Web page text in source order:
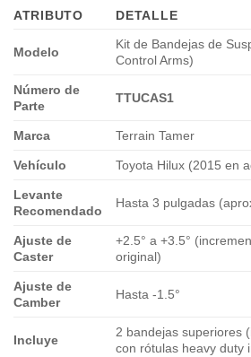
ATRIBUTO DETALLE
Modelo
Kit de Bandejas de
Control Arms)
Número de
Parte
TTUCAS1
Marca Terrain Tamer
Vehículo Toyota Hilux (2015 en
Levante
Recomendado
Hasta 3 pulgadas
Ajuste de
Caster
+2.5° a +3.5°
original)
Ajuste de
Camber
Hasta -1.5°
Incluye
2 bandejas superiores
con rótulas heavy duty